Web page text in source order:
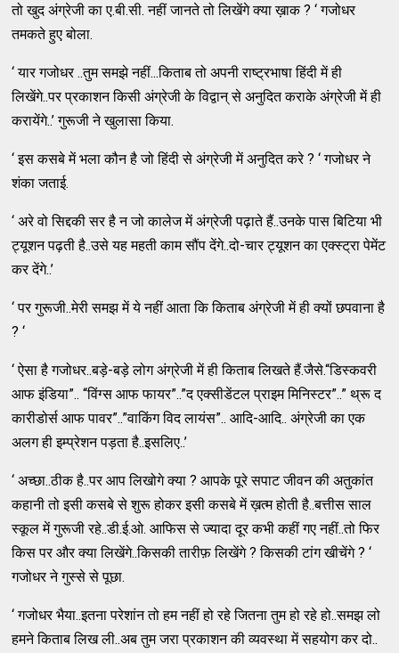
तो खुद अंग्रेजी का ए.बी.सी. नहीं जानते तो लिखेंगे क्या ख़ाक ? ‘ गजोधर
तमकते हुए बोला.
‘ यार गजोधर ..तुम समझे नहीं...किताब तो अपनी राष्ट्रभाषा हिंदी में ही
लिखेंगे..पर प्रकाशन किसी अंग्रेजी के विद्वान् से अनुदित कराके अंग्रेजी में ही
करायेंगे..’ गुरूजी ने खुलासा किया.
‘ इस कसबे में भला कौन है जो हिंदी से अंग्रेजी में अनुदित करे ? ‘ गजोधर ने
शंका जताई.
‘ अरे वो सिद्दकी सर है न जो कालेज में अंग्रेजी पढ़ाते हैं..उनके पास बिटिया भी
ट्यूशन पढ़ती है..उसे यह महती काम सौंप देंगे..दो-चार ट्यूशन का एक्स्ट्रा पेमेंट
कर देंगे..’
‘ पर गुरूजी..मेरी समझ में ये नहीं आता कि किताब अंग्रेजी में ही क्यों छपवाना है
? ‘
‘ ऐसा है गजोधर..बड़े-बड़े लोग अंग्रेजी में ही किताब लिखते हैं.जैसे.“डिस्कवरी
आफ इंडिया”.. “विंग्स आफ फायर”..”द एक्सीडेंटल प्राइम मिनिस्टर”..” थ्रू द
कारीडोर्स आफ पावर”..”वाकिंग विद लायंस”.. आदि-आदि.. अंग्रेजी का एक
अलग ही इम्प्रेशन पड़ता है..इसलिए..’
‘ अच्छा..ठीक है..पर आप लिखोगे क्या ? आपके पूरे सपाट जीवन की अतुकांत
कहानी तो इसी कसबे से शुरू होकर इसी कसबे में ख़त्म होती है..बत्तीस साल
स्कूल में गुरूजी रहे..डी.ई.ओ. आफिस से ज्यादा दूर कभी कहीं गए नहीं..तो फिर
किस पर और क्या लिखेंगे..किसकी तारीफ़ लिखेंगे ? किसकी टांग खीचेंगे ? ‘
गजोधर ने गुस्से से पूछा.
‘ गजोधर भैया..इतना परेशांन तो हम नहीं हो रहे जितना तुम हो रहे हो..समझ लो
हमने किताब लिख ली..अब तुम जरा प्रकाशन की व्यवस्था में सहयोग कर दो..